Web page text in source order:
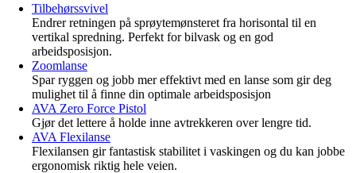
Tilbehørssvivel
Endrer retningen på sprøytemønsteret fra horisontal til en
vertikal spredning. Perfekt for bilvask og en god
arbeidsposisjon.
Zoomlanse
Spar ryggen og jobb mer effektivt med en lanse som gir deg
mulighet til å finne din optimale arbeidsposisjon
AVA Zero Force Pistol
Gjør det lettere å holde inne avtrekkeren over lengre tid.
AVA Flexilanse
Flexilansen gir fantastisk stabilitet i vaskingen og du kan jobbe
ergonomisk riktig hele veien.